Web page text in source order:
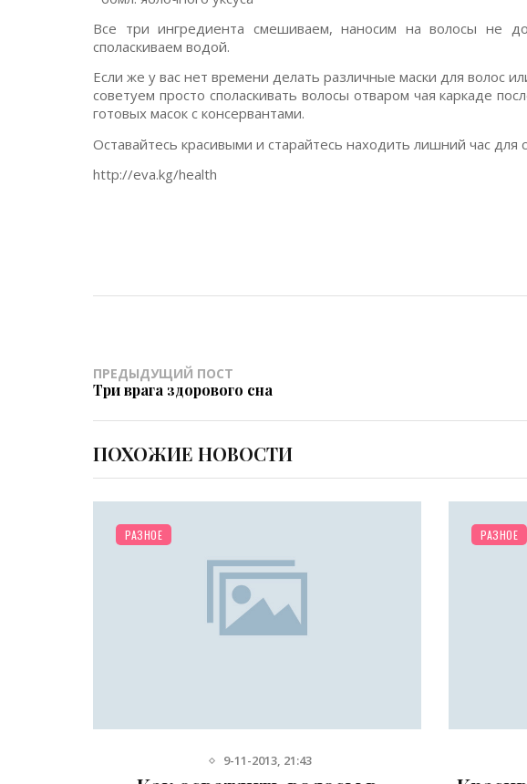
Все три ингредиента смешиваем, наносим на волосы не
споласкиваем водой.
Если же у вас нет времени делать различные маски для волос
советуем просто споласкивать волосы отваром чая каркаде
готовых масок с консервантами.
Оставайтесь красивыми и старайтесь находить лишний час для
http://eva.kg/health
ПРЕДЫДУЩИЙ ПОСТ
Три врага здорового сна
ПОХОЖИЕ НОВОСТИ
РАЗНОЕ
9-11-2013, 21:43
РАЗНОЕ